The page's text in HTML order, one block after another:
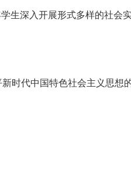
生深入开展形式多样的社会
时代中国特色社会主义思想